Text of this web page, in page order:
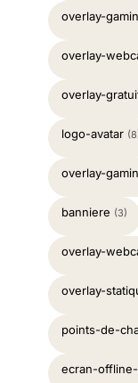
overlay-
overlay-
overlay-
logo-avatar
overlay-
banniere (3)
overlay-
overlay-
points-de-
ecran-